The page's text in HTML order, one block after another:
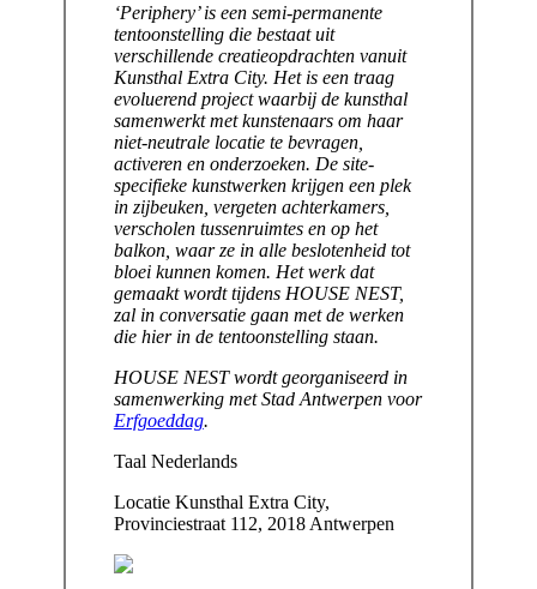
‘Periphery’ is een semi-permanente
tentoonstelling die bestaat uit
verschillende creatieopdrachten vanuit
Kunsthal Extra City. Het is een traag
evoluerend project waarbij de kunsthal
samenwerkt met kunstenaars om haar
niet-neutrale locatie te bevragen,
activeren en onderzoeken. De site-
specifieke kunstwerken krijgen een plek
in zijbeuken, vergeten achterkamers,
verscholen tussenruimtes en op het
balkon, waar ze in alle beslotenheid tot
bloei kunnen komen. Het werk dat
gemaakt wordt tijdens HOUSE NEST,
zal in conversatie gaan met de werken
die hier in de tentoonstelling staan.
HOUSE NESTwordt georganiseerd in
samenwerking met Stad Antwerpen voor
Erfgoeddag.
Taal Nederlands
LocatieKunsthal Extra City,
Provinciestraat 112, 2018 Antwerpen